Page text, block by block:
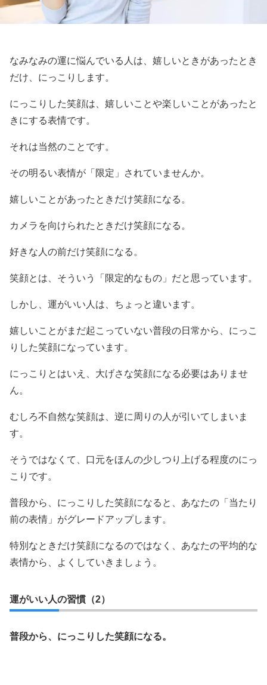
なみなみの運に悩んでいる人は、嬉しいときがあったとき
だけ、にっこりします。
にっこりした笑顔は、嬉しいことや楽しいことがあったと
きにする表情です。
それは当然のことです。
その明るい表情が「限定」されていませんか。
嬉しいことがあったときだけ笑顔になる。
カメラを向けられたときだけ笑顔になる。
好きな人の前だけ笑顔になる。
笑顔とは、そういう「限定的なもの」だと思っています。
しかし、運がいい人は、ちょっと違います。
嬉しいことがまだ起こっていない普段の日常から、にっこ
りした笑顔になっています。
にっこりとはいえ、大げさな笑顔になる必要はありませ
ん。
むしろ不自然な笑顔は、逆に周りの人が引いてしまいま
す。
そうではなくて、口元をほんの少しつり上げる程度のにっ
こりです。
普段から、にっこりした笑顔になると、あなたの「当たり
前の表情」がグレードアップします。
特別なときだけ笑顔になるのではなく、あなたの平均的な
表情から、よくしていきましょう。
運がいい人の習慣（2）
普段から、にっこりした笑顔になる。